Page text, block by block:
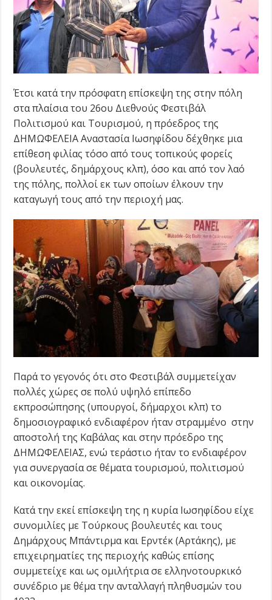
Έτσι κατά την πρόσφατη επίσκεψη της στην πόλη
στα πλαίσια του 26ου Διεθνούς Φεστιβάλ
Πολιτισμού και Τουρισμού, η πρόεδρος της
ΔΗΜΩΦΕΛΕΙΑ Αναστασία Ιωσηφίδου δέχθηκε μια
επίθεση φιλίας τόσο από τους τοπικούς φορείς
(βουλευτές, δημάρχους κλπ), όσο και από τον λαό
της πόλης, πολλοί εκ των οποίων έλκουν την
καταγωγή τους από την περιοχή μας.
Παρά το γεγονός ότι στο Φεστιβάλ συμμετείχαν
πολλές χώρες σε πολύ υψηλό επίπεδο
εκπροσώπησης (υπουργοί, δήμαρχοι κλπ) το
δημοσιογραφικό ενδιαφέρον ήταν στραμμένο στην
αποστολή της Καβάλας και στην πρόεδρο της
ΔΗΜΩΦΕΛΕΙΑΣ, ενώ τεράστιο ήταν το ενδιαφέρον
για συνεργασία σε θέματα τουρισμού, πολιτισμού
και οικονομίας.
Κατά την εκεί επίσκεψη της η κυρία Ιωσηφίδου είχε
συνομιλίες με Τούρκους βουλευτές και τους
Δημάρχους Μπάντιρμα και Ερντέκ (Αρτάκης), με
επιχειρηματίες της περιοχής καθώς επίσης
συμμετείχε και ως ομιλήτρια σε ελληνοτουρκικό
συνέδριο με θέμα την ανταλλαγή πληθυσμών του